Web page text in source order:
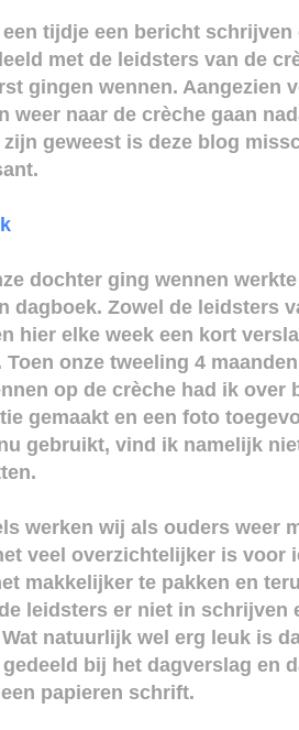
tijdje een bericht
met de leidsters van de
gingen wennen. Aangezien
weer naar de crèche gaan
zijn geweest is deze blog
dochter ging wennen
dagboek. Zowel de leidsters
hier elke week een kort
Toen onze tweeling 4
op de crèche had ik over
gemaakt en een foto
gebruikt, vind ik namelijk
werken wij als ouders weer
veel overzichtelijker is voor
makkelijker te pakken en
leidsters er niet in schrijven
natuurlijk wel erg leuk is
bij het dagverslag en
papieren schrift.